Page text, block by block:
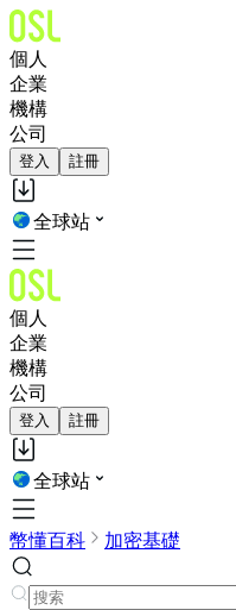
個人
企業
機構
公司
登入 註冊
全球站
個人
企業
機構
公司
登入 註冊
全球站
幣懂百科 加密基礎